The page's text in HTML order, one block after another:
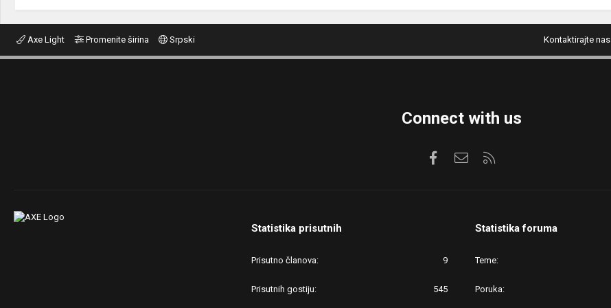
Axe Light Promenite širina Srpski Kontaktirajte nas
Connect with us
FacebookKontaktirajte nas
Statistika prisutnih
Prisutno članova 9
Prisutnih gostiju 545
Statistika foruma
Teme
Poruka